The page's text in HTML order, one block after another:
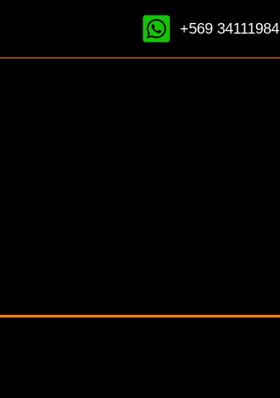
+569 34111984